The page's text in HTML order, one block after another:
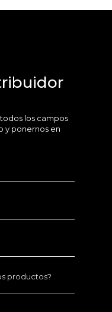
los campos
y ponernos en
productos?